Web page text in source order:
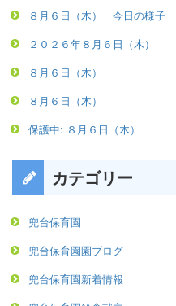
８月６日（木） 今日の様子
２０２６年８月６日（木）
８月６日（木）
８月６日（木）
保護中: ８月６日（木）
カテゴリー
兜台保育園
兜台保育園園ブログ
兜台保育園新着情報